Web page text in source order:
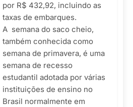
por R$ 432,92, incluindo as
taxas de embarques.
A semana do saco cheio,
também conhecida como
semana de primavera, é uma
semana de recesso
estudantil adotada por várias
instituições de ensino no
Brasil normalmente em